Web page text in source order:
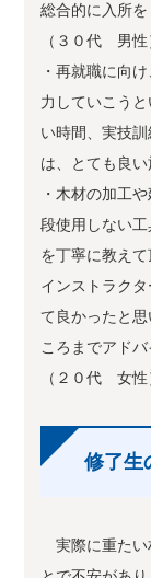
総合的に入所を
（３０代 男性
・再就職に向
力していこう
い時間、実技
は、とても良い
・木材の加工
段使用しない
を丁寧に教え
インストラク
て良かったと
ころまでアド
（２０代 女性
修了生
実際に重たい